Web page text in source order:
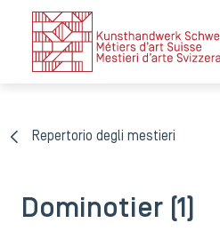
Repertorio degli mestieri
Dominotier (1)